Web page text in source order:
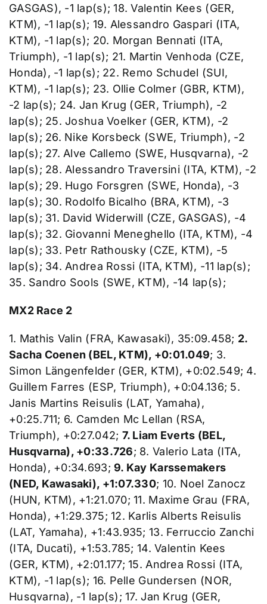
GASGAS), -1 lap(s); 18. Valentin Kees (GER,
KTM), -1 lap(s); 19. Alessandro Gaspari (ITA,
KTM), -1 lap(s); 20. Morgan Bennati (ITA,
Triumph), -1 lap(s); 21. Martin Venhoda (CZE,
Honda), -1 lap(s); 22. Remo Schudel (SUI,
KTM), -1 lap(s); 23. Ollie Colmer (GBR, KTM),
-2 lap(s); 24. Jan Krug (GER, Triumph), -2
lap(s); 25. Joshua Voelker (GER, KTM), -2
lap(s); 26. Nike Korsbeck (SWE, Triumph), -2
lap(s); 27. Alve Callemo (SWE, Husqvarna), -2
lap(s); 28. Alessandro Traversini (ITA, KTM), -2
lap(s); 29. Hugo Forsgren (SWE, Honda), -3
lap(s); 30. Rodolfo Bicalho (BRA, KTM), -3
lap(s); 31. David Widerwill (CZE, GASGAS), -4
lap(s); 32. Giovanni Meneghello (ITA, KTM), -4
lap(s); 33. Petr Rathousky (CZE, KTM), -5
lap(s); 34. Andrea Rossi (ITA, KTM), -11 lap(s);
35. Sandro Sools (SWE, KTM), -14 lap(s);
MX2 Race 2
1. Mathis Valin (FRA, Kawasaki), 35:09.458; 2.
Sacha Coenen (BEL, KTM), +0:01.049; 3.
Simon Längenfelder (GER, KTM), +0:02.549; 4.
Guillem Farres (ESP, Triumph), +0:04.136; 5.
Janis Martins Reisulis (LAT, Yamaha),
+0:25.711; 6. Camden Mc Lellan (RSA,
Triumph), +0:27.042; 7. Liam Everts (BEL,
Husqvarna), +0:33.726; 8. Valerio Lata (ITA,
Honda), +0:34.693;9. Kay Karssemakers
(NED, Kawasaki), +1:07.330; 10. Noel Zanocz
(HUN, KTM), +1:21.070; 11. Maxime Grau (FRA,
Honda), +1:29.375; 12. Karlis Alberts Reisulis
(LAT, Yamaha), +1:43.935; 13. Ferruccio Zanchi
(ITA, Ducati), +1:53.785; 14. Valentin Kees
(GER, KTM), +2:01.177; 15. Andrea Rossi (ITA,
KTM), -1 lap(s); 16. Pelle Gundersen (NOR,
Husqvarna), -1 lap(s); 17. Jan Krug (GER,